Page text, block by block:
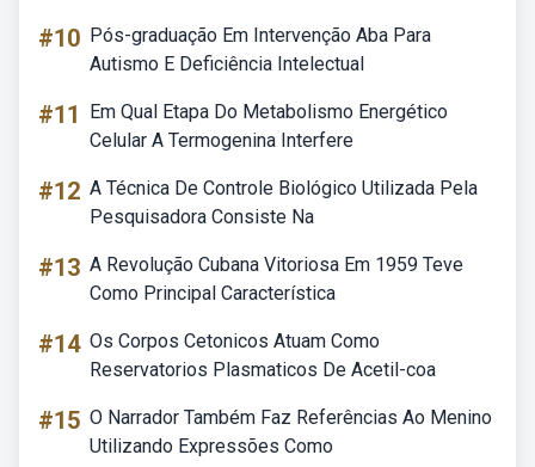
#10 Pós-graduação Em Intervenção Aba Para
Autismo E Deficiência Intelectual
#11
Em Qual Etapa Do Metabolismo Energético
Celular A Termogenina Interfere
#12 A Técnica De Controle Biológico Utilizada Pela
Pesquisadora Consiste Na
#13 A Revolução Cubana Vitoriosa Em 1959 Teve
Como Principal Característica
#14 Os Corpos Cetonicos Atuam Como
Reservatorios Plasmaticos De Acetil-coa
#15 O Narrador Também Faz Referências Ao Menino
Utilizando Expressões Como